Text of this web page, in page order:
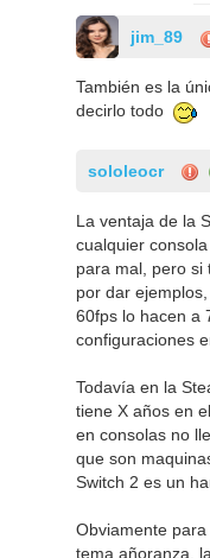
jim_89
También es la
decirlo todo
sololeocr
La ventaja de la
cualquier
para mal, pero si
por dar
60fps lo hacen a
configuraciones
Todavía en la
tiene X años en
en consolas no
que son
Switch 2 es un
Obviamente
tema añoranza,